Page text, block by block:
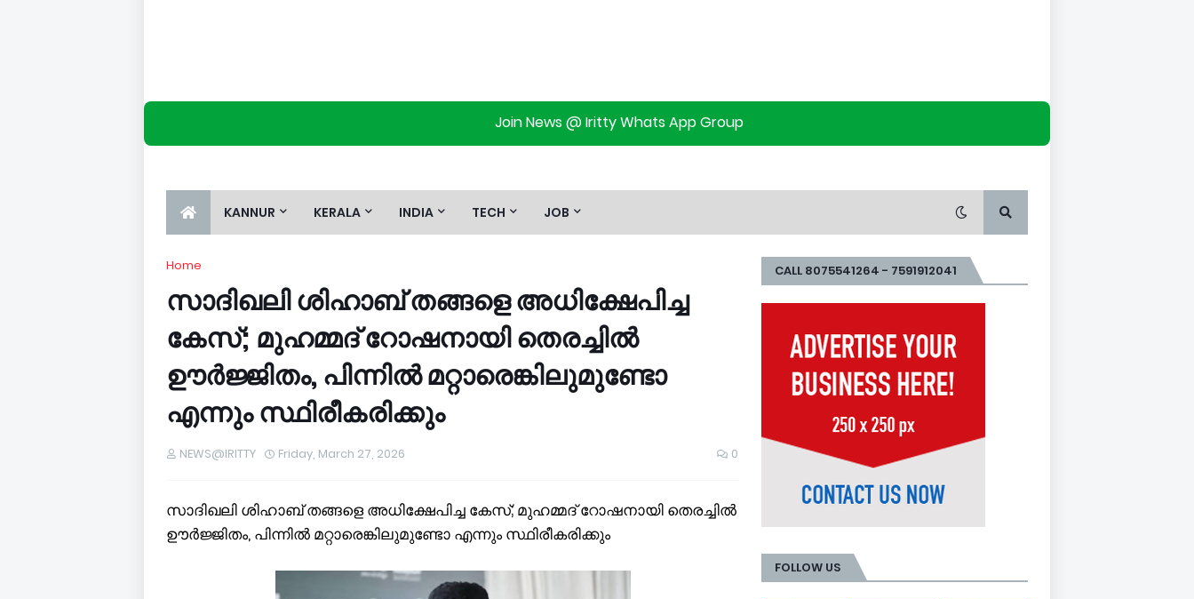
Join News @ Iritty Whats App Group
KANNUR KERALA INDIA TECH JOB
Home
സാദിഖലി ശിഹാബ് തങ്ങളെ അധിക്ഷേപിച്ച
കേസ്; മുഹമ്മദ് റോഷനായി തെരച്ചില്‍
ഊര്‍ജ്ജിതം, പിന്നില്‍ മറ്റാരെങ്കിലുമുണ്ടോ
എന്നും സ്ഥിരീകരിക്കും
NEWS@IRITTY Friday, March 27, 2026 0
സാദിഖലി ശിഹാബ് തങ്ങളെ അധിക്ഷേപിച്ച കേസ്; മുഹമ്മദ് റോഷനായി തെരച്ചില്‍
ഊര്‍ജ്ജിതം, പിന്നില്‍ മറ്റാരെങ്കിലുമുണ്ടോ എന്നും സ്ഥിരീകരിക്കും
CALL 8075541264 - 7591912041
FOLLOW US